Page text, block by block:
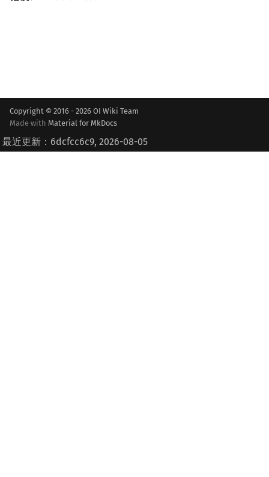
Copyright © 2016 - 2026 OI Wiki Team
Made with Material for MkDocs
最近更新：6dcfcc6c9, 2026-08-05